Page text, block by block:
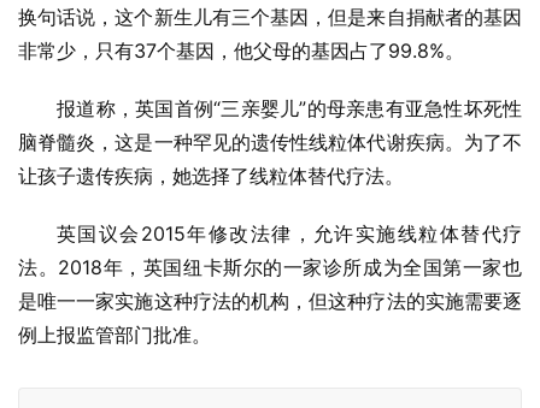
换句话说，这个新生儿有三个基因，但是来自捐献者的基因
非常少，只有37个基因，他父母的基因占了99.8%。
报道称，英国首例“三亲婴儿”的母亲患有亚急性坏死性
脑脊髓炎，这是一种罕见的遗传性线粒体代谢疾病。为了不
让孩子遗传疾病，她选择了线粒体替代疗法。
英国议会2015年修改法律，允许实施线粒体替代疗
法。2018年，英国纽卡斯尔的一家诊所成为全国第一家也
是唯一一家实施这种疗法的机构，但这种疗法的实施需要逐
例上报监管部门批准。